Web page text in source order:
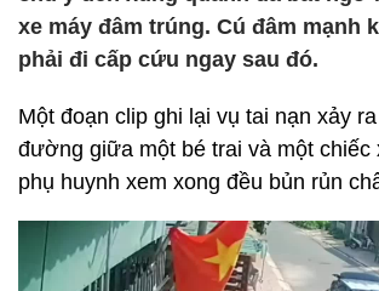
xe máy đâm trúng. Cú đâm mạnh
phải đi cấp cứu ngay sau đó.
Một đoạn clip ghi lại vụ tai nạn xảy
đường giữa một bé trai và một chiếc
phụ huynh xem xong đều bủn rủn